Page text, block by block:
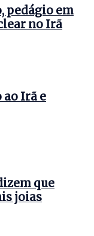
pedágio em
no Irã
Irã e
que
joias